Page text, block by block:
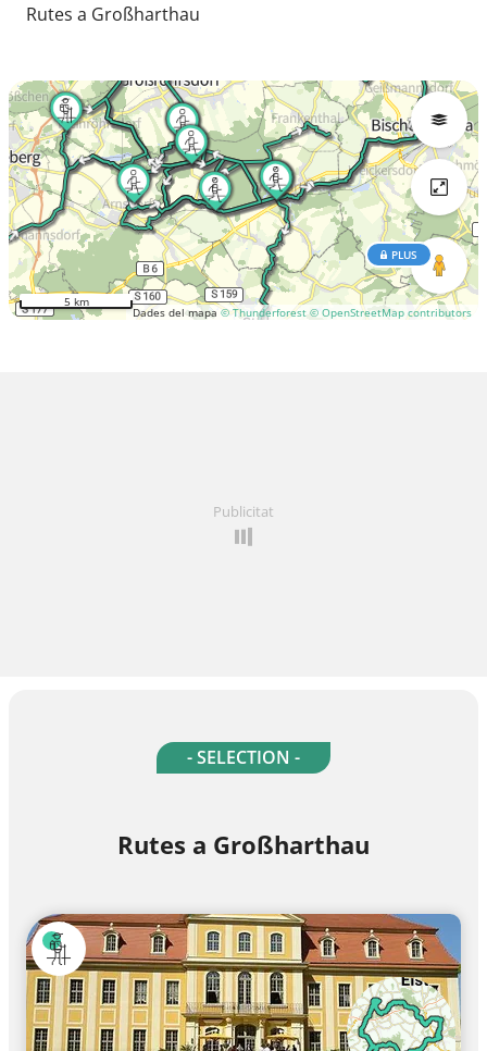
Rutes a Großharthau
Dades del mapa© Thunderforest © OpenStreetMap contributors
PLUS
5 km
Publicitat
- SELECTION -
Rutes a Großharthau